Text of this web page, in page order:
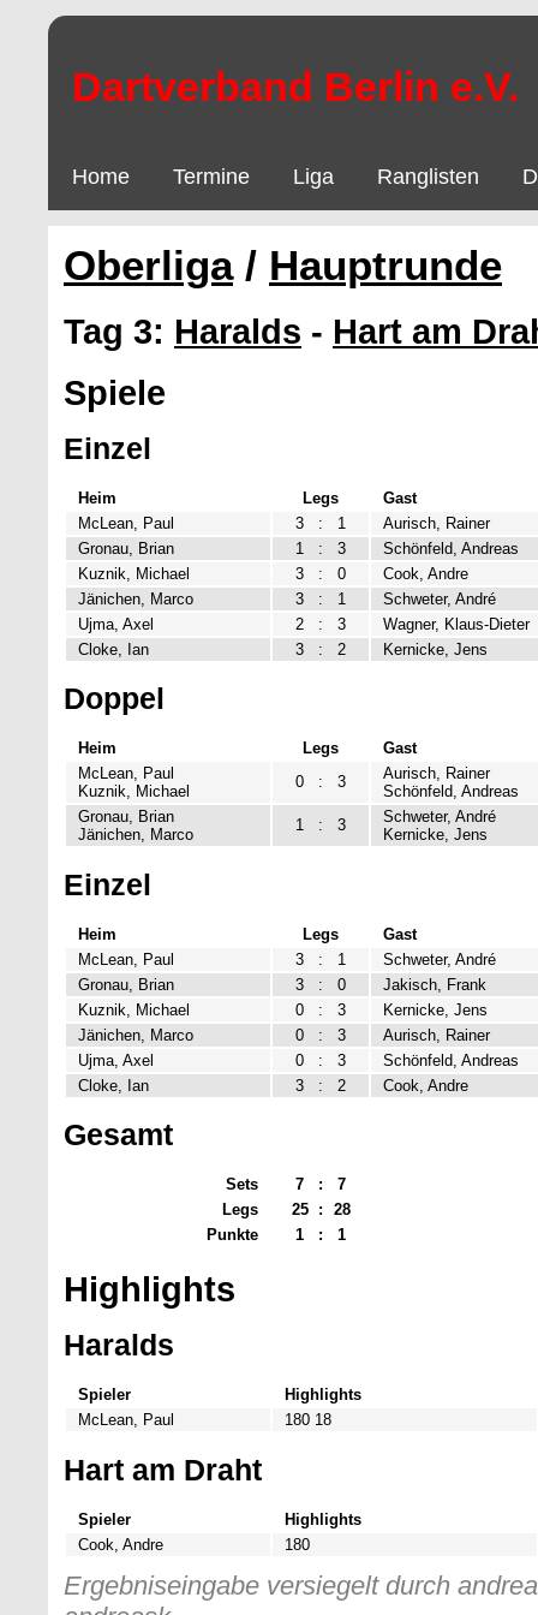
Dartverband Berlin e.V.
Home Termine Liga Ranglisten
Oberliga/ Hauptrunde
Tag 3: Haralds - Hart am
Spiele
Einzel
Heim Legs
Gast
McLean, Paul
3 : 1
Aurisch, Rainer
Gronau, Brian
1 : 3
Schönfeld, Andreas
Kuznik, Michael
3 : 0
Cook, Andre
Jänichen, Marco
3 : 1
Schweter, André
Ujma, Axel
2 : 3
Wagner, Klaus-Dieter
Cloke, Ian
3 : 2 Kernicke, Jens
Doppel
Heim Legs
Gast
McLean, Paul
Kuznik, Michael
0 : 3
Aurisch, Rainer
Schönfeld, Andreas
Gronau, Brian
Jänichen, Marco
1 : 3
Schweter, André
Kernicke, Jens
Einzel
Heim Legs
Gast
McLean, Paul
3 : 1
Schweter, André
Gronau, Brian
3 : 0
Jakisch, Frank
Kuznik, Michael
0 : 3
Kernicke, Jens
Jänichen, Marco
0 : 3
Aurisch, Rainer
Ujma, Axel
0 : 3
Schönfeld, Andreas
Cloke, Ian
3 : 2 Cook, Andre
Gesamt
Sets 7 :
7
Legs
25 :
28
Punkte
1 : 1
Highlights
Haralds
Spieler
Highlights
McLean, Paul
180 18
Hart am Draht
Spieler
Highlights
Cook, Andre
180
Ergebniseingabe versiegelt durch